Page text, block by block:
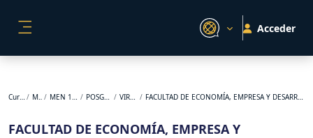
Acceder
Cursos MEN MEN 1-2023 POSGRADO VIRTUAL FACULTAD DE ECONOMÍA, EMPRESA Y DESARROLLO SOSTENIBLE
FACULTAD DE ECONOMÍA, EMPRESA Y